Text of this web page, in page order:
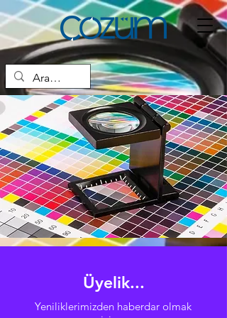
Üyelik...
Yeniliklerimizden haberdar olmak